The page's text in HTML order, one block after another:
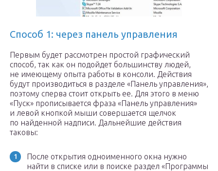
Способ 1: через панель управления
Первым будет рассмотрен простой графический
способ, так как он подойдет большинству людей,
не имеющему опыта работы в консоли. Действия
будут производиться в разделе «Панель управления»,
поэтому сперва стоит открыть ее. Для этого в меню
«Пуск» прописывается фраза «Панель управления»
и левой кнопкой мыши совершается щелчок
по найденной надписи. Дальнейшие действия
таковы:
После открытия одноименного окна нужно
найти в списке или в поиске раздел «Программы